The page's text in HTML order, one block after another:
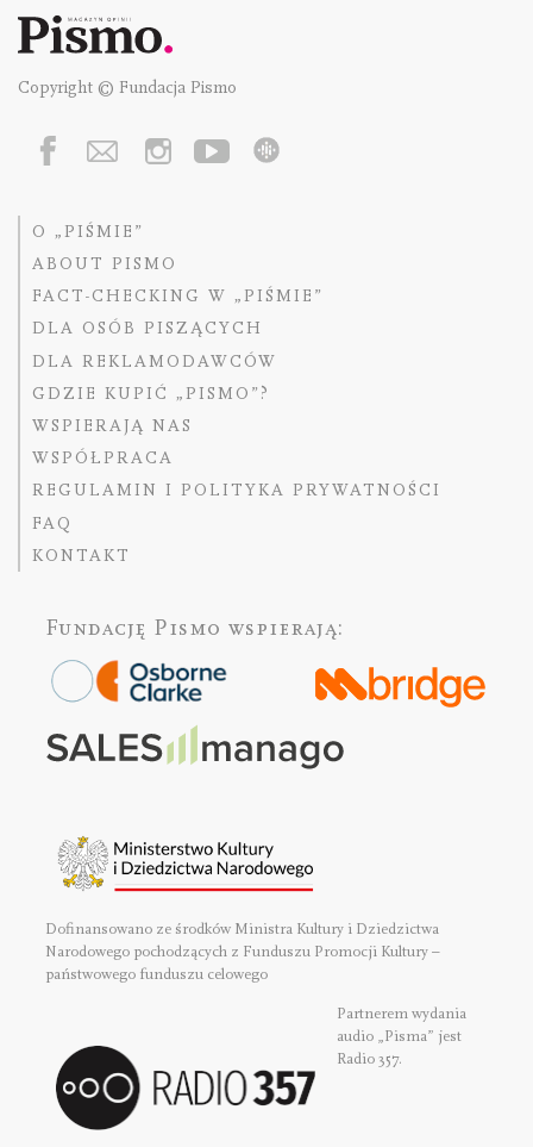
Copyright © Fundacja Pismo
O „PIŚMIE”
ABOUT PISMO
FACT-CHECKING W „PIŚMIE”
DLA OSÓB PISZĄCYCH
DLA REKLAMODAWCÓW
GDZIE KUPIĆ „PISMO”?
WSPIERAJĄ NAS
WSPÓŁPRACA
REGULAMIN I POLITYKA PRYWATNOŚCI
FAQ
KONTAKT
Fundację Pismo wspierają:
Dofinansowano ze środków Ministra Kultury i Dziedzictwa
Narodowego pochodzących z Funduszu Promocji Kultury –
państwowego funduszu celowego
Partnerem wydania
audio „Pisma” jest
Radio 357.